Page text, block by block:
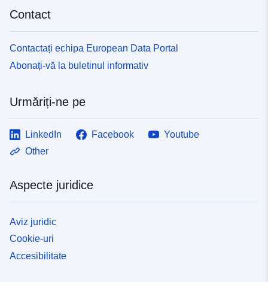
Contact
Contactați echipa European Data Portal
Abonați-vă la buletinul informativ
Urmăriți-ne pe
LinkedIn Facebook
Youtube
Other
Aspecte juridice
Aviz juridic
Cookie-uri
Accesibilitate